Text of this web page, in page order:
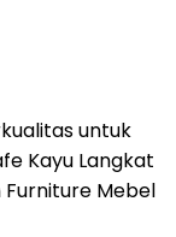
untuk
Kayu Langkat
Furniture Mebel